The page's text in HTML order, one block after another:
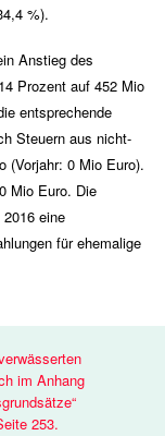
%).
Anstieg des
Prozent auf 452 Mio
entsprechende
Steuern aus nicht-
(Vorjahr: 0 Mio Euro).
Mio Euro. Die
eine
für ehemalige
im Anhang
253.